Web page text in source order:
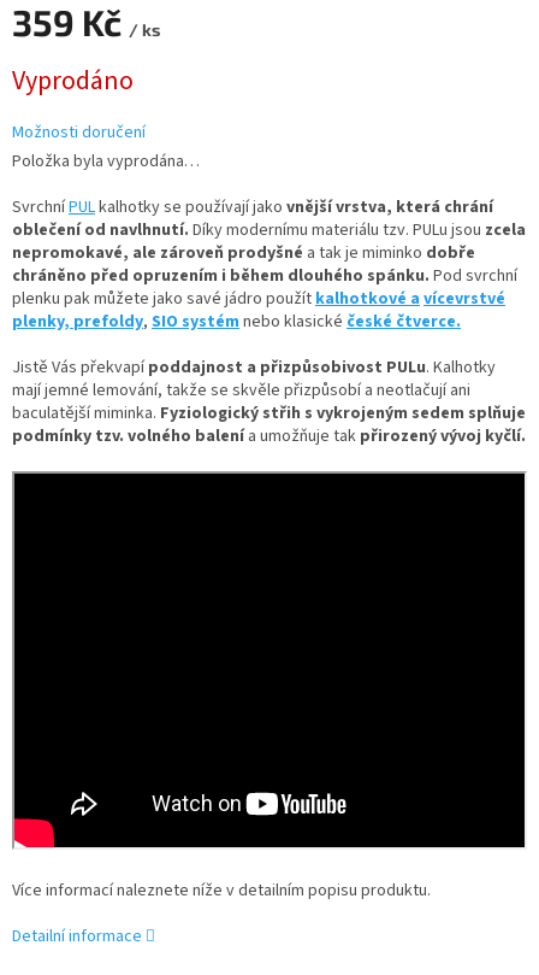
359 Kč / ks
cena:
Vyprodáno
Možnosti doručení
Položka byla vyprodána…
SvrchníPULkalhotky se používají jako vnější vrstva, která chrání
oblečení od navlhnutí. Díkymodernímu materiálu tzv. PULu jsou zcela
nepromokavé, ale zároveň prodyšné a tak je miminko dobře
chráněno před opruzením i během dlouhého spánku. Pod svrchní
plenku pak můžete jako savé jádro použítkalhotkové avícevrstvé
plenky,prefoldy, SIO systémnebo klasické české čtverce.
Jistě Vás překvapípoddajnost a přizpůsobivost PULu. Kalhotky
mají jemné lemování, takže se skvěle přizpůsobí a neotlačují ani
baculatější miminka. Fyziologický střih s vykrojeným sedem splňuje
podmínky tzv. volného balenía umožňuje tak přirozený vývoj kyčlí.
Více informací naleznete níže v detailním popisu produktu.
Detailní informace